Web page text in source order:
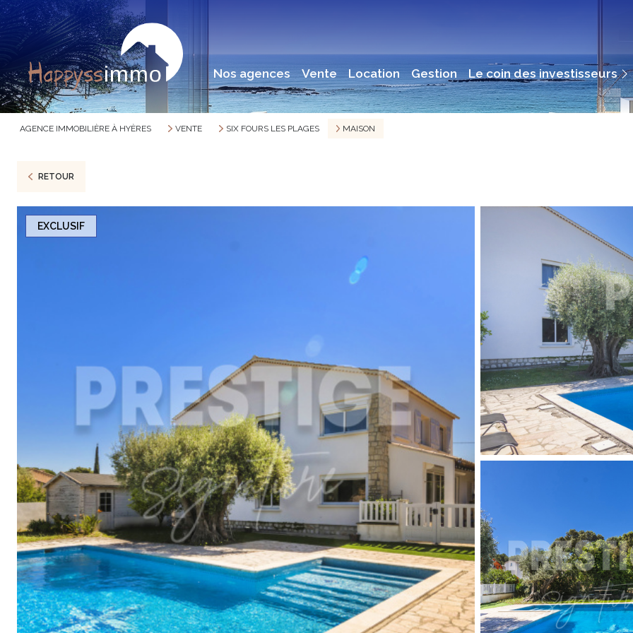
nos agences vente location gestion le coin des investisseurs
Immobilier De Rendement
Immobilier Professionnel
AGENCE IMMOBILIÈRE À HYÈRES VENTE SIX FOURS LES PLAGES MAISON
RETOUR
EXCLUSIF